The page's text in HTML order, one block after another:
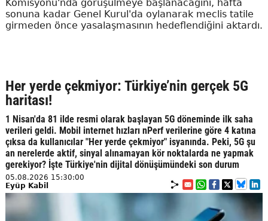
Komisyonu'nda görüşülmeye başlanacağını, hafta
sonuna kadar Genel Kurul'da oylanarak meclis tatile
girmeden önce yasalaşmasının hedeflendiğini aktardı.
Her yerde çekmiyor: Türkiye’nin gerçek 5G
haritası!
1 Nisan'da 81 ilde resmi olarak başlayan 5G döneminde ilk saha
verileri geldi. Mobil internet hızları nPerf verilerine göre 4 katına
çıksa da kullanıcılar "Her yerde çekmiyor" isyanında. Peki, 5G şu
an nerelerde aktif, sinyal alınamayan kör noktalarda ne yapmak
gerekiyor? İşte Türkiye'nin dijital dönüşümündeki son durum
05.08.2026 15:30:00
Eyüp Kabil